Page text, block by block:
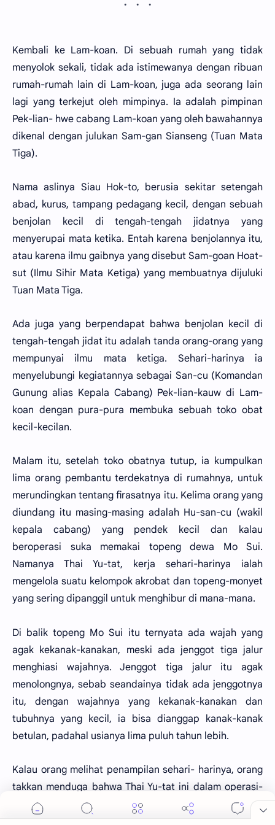
Kembali ke Lam-koan. Di sebuah rumah yang tidak
menyolok sekali, tidak ada istimewanya dengan ribuan
rumah-rumah lain di Lam-koan, juga ada seorang lain
lagi yang terkejut oleh mimpinya. Ia adalah pimpinan
Pek-lian- hwe cabang Lam-koan yang oleh bawahannya
dikenal dengan julukan Sam-gan Sianseng (Tuan Mata
Tiga).
Nama aslinya Siau Hok-to, berusia sekitar setengah
abad, kurus, tampang pedagang kecil, dengan sebuah
benjolan kecil di tengah-tengah jidatnya yang
menyerupai mata ketika. Entah karena benjolannya itu,
atau karena ilmu gaibnya yang disebut Sam-goan Hoat-
sut (Ilmu Sihir Mata Ketiga) yang membuatnya dijuluki
Tuan Mata Tiga.
Ada juga yang berpendapat bahwa benjolan kecil di
tengah-tengah jidat itu adalah tanda orang-orang yang
mempunyai ilmu mata ketiga. Sehari-harinya ia
menyelubungi kegiatannya sebagai San-cu (Komandan
Gunung alias Kepala Cabang) Pek-lian-kauw di Lam-
koan dengan pura-pura membuka sebuah toko obat
kecil-kecilan.
Malam itu, setelah toko obatnya tutup, ia kumpulkan
lima orang pembantu terdekatnya di rumahnya, untuk
merundingkan tentang firasatnya itu. Kelima orang yang
diundang itu masing-masing adalah Hu-san-cu (wakil
kepala cabang) yang pendek kecil dan kalau
beroperasi suka memakai topeng dewa Mo Sui.
Namanya Thai Yu-tat, kerja sehari-harinya ialah
mengelola suatu kelompok akrobat dan topeng-monyet
yang sering dipanggil untuk menghibur di mana-mana.
Di balik topeng Mo Sui itu ternyata ada wajah yang
agak kekanak-kanakan, meski ada jenggot tiga jalur
menghiasi wajahnya. Jenggot tiga jalur itu agak
menolongnya, sebab seandainya tidak ada jenggotnya
itu, dengan wajahnya yang kekanak-kanakan dan
tubuhnya yang kecil, ia bisa dianggap kanak-kanak
betulan, padahal usianya lima puluh tahun lebih.
Kalau orang melihat penampilan sehari- harinya, orang
takkan menduga bahwa Thai Yu-tat ini dalam operasi-
operasi Pek-lian-hwe sanggup membantai lawan
dengan bengis dan mata tak berkedip. Dalam